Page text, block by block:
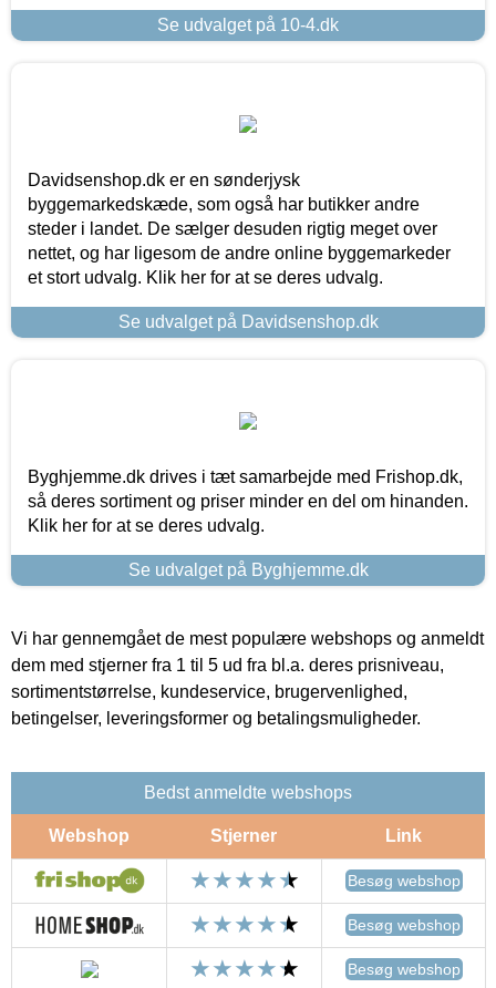
Se udvalget på 10-4.dk
Davidsenshop.dk er en sønderjysk
byggemarkedskæde, som også har butikker andre
steder i landet. De sælger desuden rigtig meget over
nettet, og har ligesom de andre online byggemarkeder
et stort udvalg. Klik her for at se deres udvalg.
Se udvalget på Davidsenshop.dk
Byghjemme.dk drives i tæt samarbejde med Frishop.dk,
så deres sortiment og priser minder en del om hinanden.
Klik her for at se deres udvalg.
Se udvalget på Byghjemme.dk
Vi har gennemgået de mest populære webshops og anmeldt
dem med stjerner fra 1 til 5 ud fra bl.a. deres prisniveau,
sortimentstørrelse, kundeservice, brugervenlighed,
betingelser, leveringsformer og betalingsmuligheder.
Bedst anmeldte webshops
Webshop Stjerner Link
Besøg webshop
Besøg webshop
Besøg webshop